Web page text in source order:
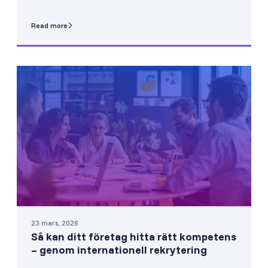
Read more
23 mars, 2026
Så kan ditt företag hitta rätt kompetens
– genom internationell rekrytering